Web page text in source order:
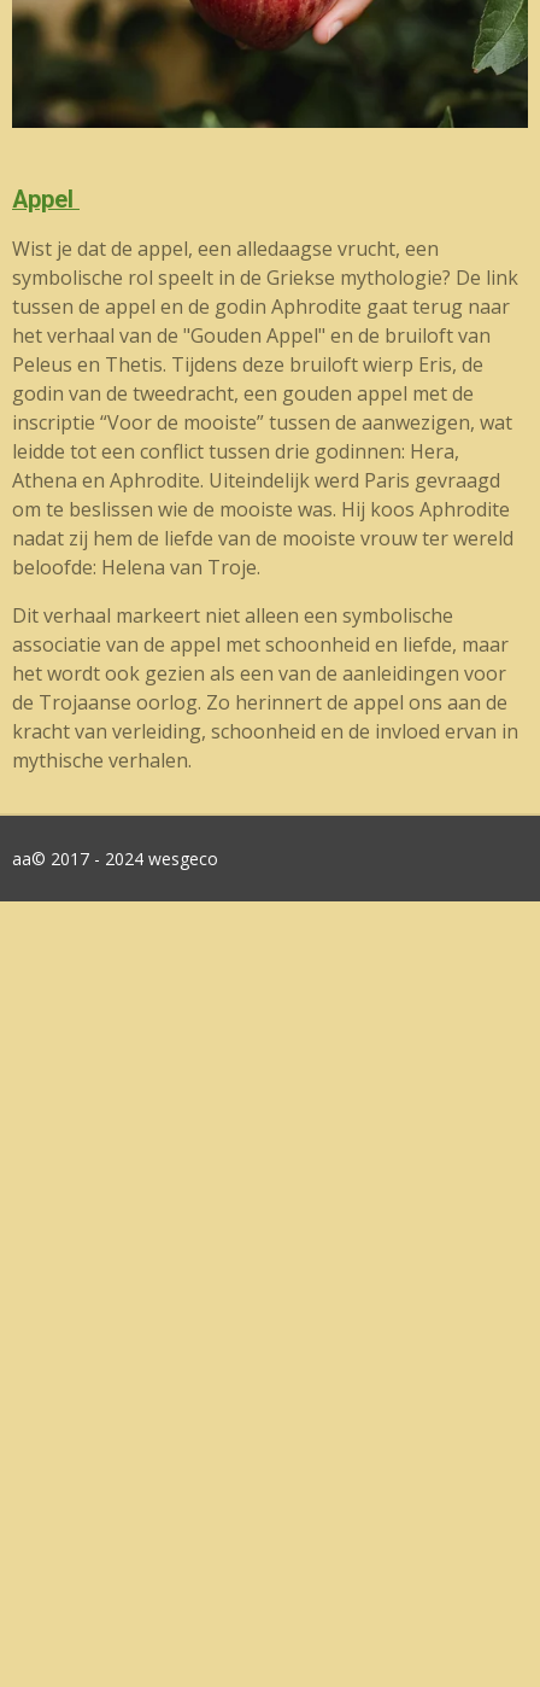
Appel
Wist je dat de appel, een alledaagse vrucht, een
symbolische rol speelt in de Griekse mythologie? De link
tussen de appel en de godin Aphrodite gaat terug naar
het verhaal van de "Gouden Appel" en de bruiloft van
Peleus en Thetis. Tijdens deze bruiloft wierp Eris, de
godin van de tweedracht, een gouden appel met de
inscriptie “Voor de mooiste” tussen de aanwezigen, wat
leidde tot een conflict tussen drie godinnen: Hera,
Athena en Aphrodite. Uiteindelijk werd Paris gevraagd
om te beslissen wie de mooiste was. Hij koos Aphrodite
nadat zij hem de liefde van de mooiste vrouw ter wereld
beloofde: Helena van Troje.
Dit verhaal markeert niet alleen een symbolische
associatie van de appel met schoonheid en liefde, maar
het wordt ook gezien als een van de aanleidingen voor
de Trojaanse oorlog. Zo herinnert de appel ons aan de
kracht van verleiding, schoonheid en de invloed ervan in
mythische verhalen.
aa© 2017 - 2024 wesgeco